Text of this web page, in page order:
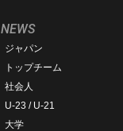
NEWS
ジャパン
トップチーム
社会人
U-23 / U-21
大学